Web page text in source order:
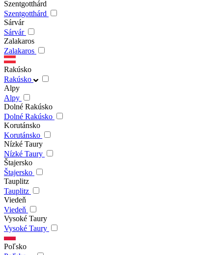
Szentgotthárd
Szentgotthárd
Sárvár
Sárvár
Zalakaros
Zalakaros
Rakúsko
Rakúsko
Alpy
Alpy
Dolné Rakúsko
Dolné Rakúsko
Korutánsko
Korutánsko
Nízké Taury
Nízké Taury
Štajersko
Štajersko
Tauplitz
Tauplitz
Viedeň
Viedeň
Vysoké Taury
Vysoké Taury
Poľsko